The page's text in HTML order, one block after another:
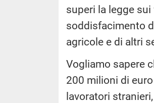
superi la legge
soddisfacimento
agricole e di altri
Vogliamo sapere
200 milioni di
lavoratori